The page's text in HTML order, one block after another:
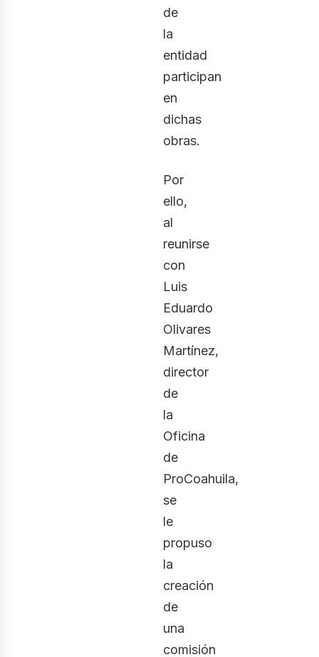
de
la
entidad
participan
en
dichas
obras.
Por
ello,
al
reunirse
con
Luis
Eduardo
Olivares
Martínez,
director
de
la
Oficina
de
ProCoahuila,
se
le
propuso
la
creación
de
una
comisión